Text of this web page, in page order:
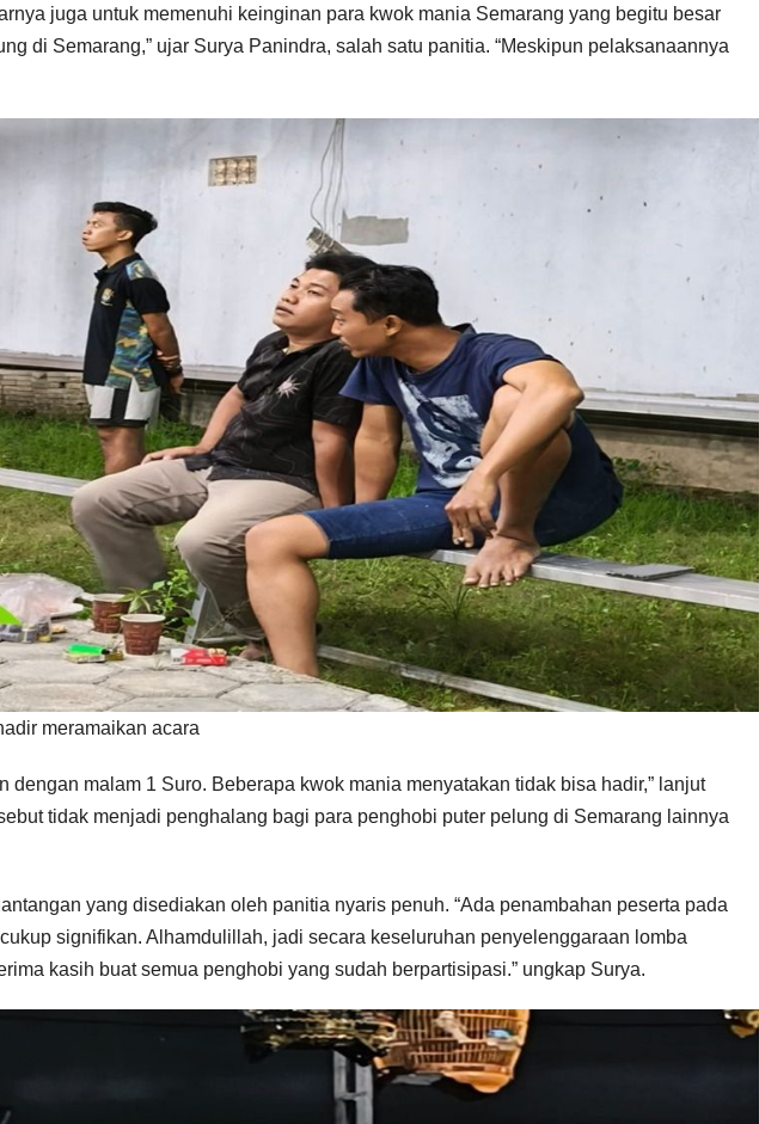
juga untuk memenuhi keinginan para kwok mania Semarang yang begitu besar
di Semarang,” ujar Surya Panindra, salah satu panitia. “Meskipun pelaksanaannya
meramaikan acara
dengan malam 1 Suro. Beberapa kwok mania menyatakan tidak bisa hadir,” lanjut
tidak menjadi penghalang bagi para penghobi puter pelung di Semarang lainnya
yang disediakan oleh panitia nyaris penuh. “Ada penambahan peserta pada
signifikan. Alhamdulillah, jadi secara keseluruhan penyelenggaraan lomba
kasih buat semua penghobi yang sudah berpartisipasi.” ungkap Surya.